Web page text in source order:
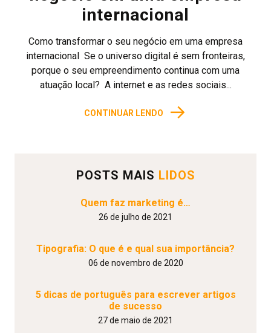
internacional
Como transformar o seu negócio em uma empresa
internacional Se o universo digital é sem fronteiras,
porque o seu empreendimento continua com uma
atuação local? A internet e as redes sociais...
CONTINUAR LENDO →
POSTS MAIS LIDOS
Quem faz marketing é…
26 de julho de 2021
Tipografia: O que é e qual sua importância?
06 de novembro de 2020
5 dicas de português para escrever artigos
de sucesso
27 de maio de 2021